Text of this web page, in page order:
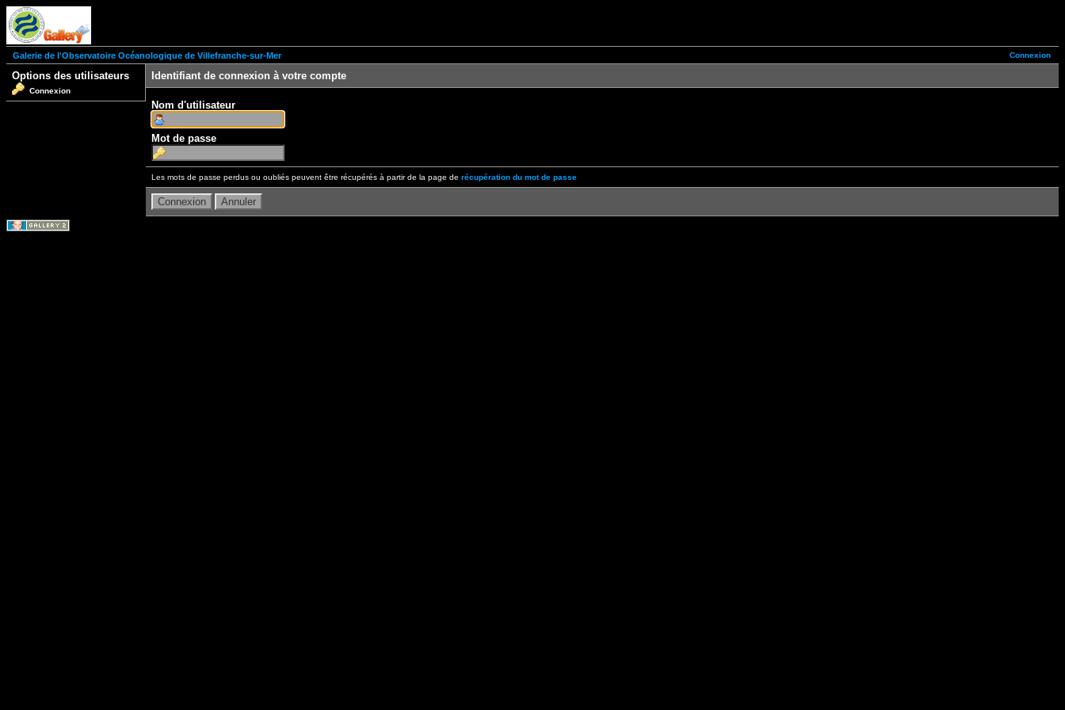
Connexion
Galerie de l'Observatoire Océanologique de Villefranche-sur-Mer
Options des utilisateurs
Connexion
Identifiant de connexion à votre compte
Nom d'utilisateur
Mot de passe
Les mots de passe perdus ou oubliés peuvent être récupérés à partir de la page de récupération du mot de passe